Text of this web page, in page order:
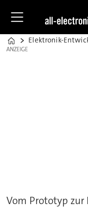
Home
Elektronik-
ANZEIGE
ANZEIGE
Vom Prototyp